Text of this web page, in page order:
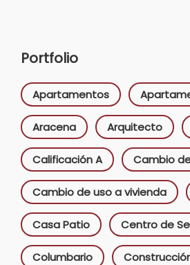
Portfolio
Apartamentos
Aracena Arquitecto
Calificación A Cambio
Cambio de uso a vivienda
Casa Patio Centro de
Columbario